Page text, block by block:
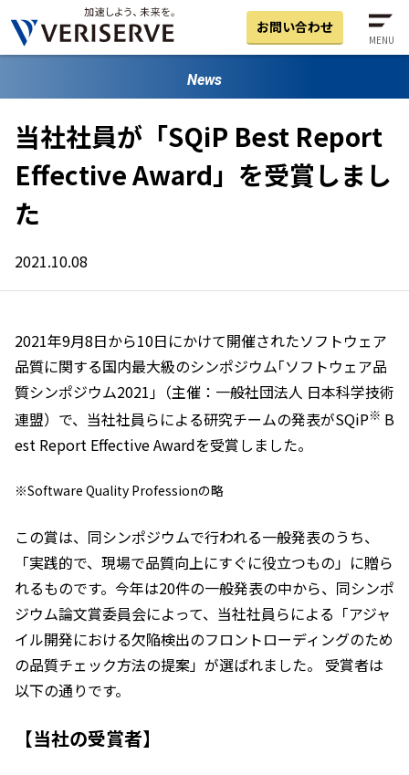
お問い合わせ
MENU
News
当社社員が「SQiP Best Report
Effective Award」を受賞しまし
た
2021.10.08
2021年9月8日から10日にかけて開催されたソフトウェア
品質に関する国内最大級のシンポジウム｢ソフトウェア品
質シンポジウム2021｣ （主催：一般社団法人 日本科学技術
連盟）で、当社社員らによる研究チームの発表がSQiP※ B
est Report Effective Awardを受賞しました。
※Software Quality Professionの略
この賞は、同シンポジウムで行われる一般発表のうち、
「実践的で、現場で品質向上にすぐに役立つもの」に贈ら
れるものです。今年は20件の一般発表の中から、同シンポ
ジウム論文賞委員会によって、当社社員らによる「アジャ
イル開発における欠陥検出のフロントローディングのため
の品質チェック方法の提案」が選ばれました。 受賞者は
以下の通りです。
【当社の受賞者】